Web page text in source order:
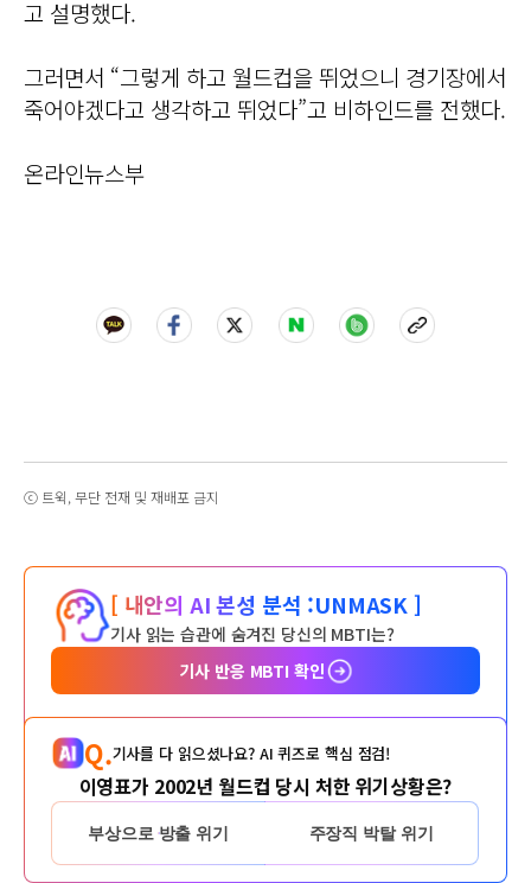
고 설명했다.
그러면서 “그렇게 하고 월드컵을 뛰었으니 경기장에서
죽어야겠다고 생각하고 뛰었다”고 비하인드를 전했다.
온라인뉴스부
ⓒ 트윅, 무단 전재 및 재배포 금지
[ 내안의 AI 본성 분석 :UNMASK ]
기사 읽는 습관에 숨겨진 당신의 MBTI는?
기사 반응 MBTI 확인
Q.기사를 다 읽으셨나요? AI 퀴즈로 핵심 점검!
이영표가 2002년 월드컵 당시 처한 위기상황은?
부상으로 방출 위기 주장직 박탈 위기